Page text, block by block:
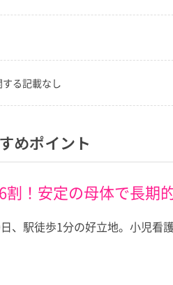
る記載なし
めポイント
割！安定の母体で長期
、駅徒歩1分の好立地。小児看